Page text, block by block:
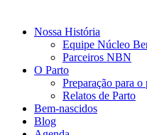
Nossa História
Equipe Núcleo
Parceiros NBN
O Parto
Preparação para o
Relatos de Parto
Bem-nascidos
Blog